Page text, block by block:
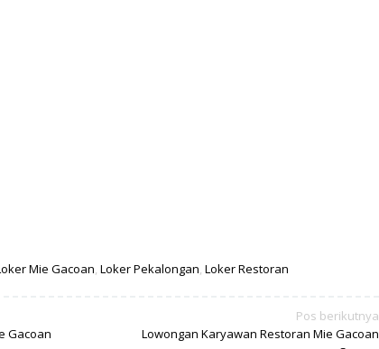
Mie Gacoan, Loker Pekalongan, Loker Restoran
Gacoan
Pos berikutnya
Lowongan Karyawan Restoran Mie Gacoan